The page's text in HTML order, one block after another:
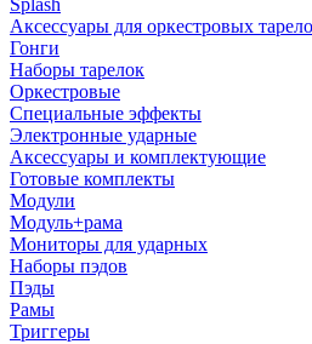
Splash
Аксессуары для оркестровых
Гонги
Наборы тарелок
Оркестровые
Специальные эффекты
Электронные ударные
Аксессуары и комплектующие
Готовые комплекты
Модули
Модуль+рама
Мониторы для ударных
Наборы пэдов
Пэды
Рамы
Триггеры